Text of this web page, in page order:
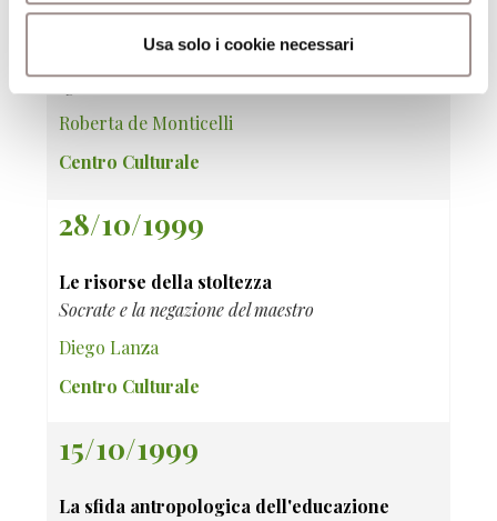
Usa solo i cookie necessari
Disciplina della curiositas nella tradizione
agostiniana
Roberta de Monticelli
Centro Culturale
28/10/1999
Le risorse della stoltezza
Socrate e la negazione del maestro
Diego Lanza
Centro Culturale
15/10/1999
La sfida antropologica dell'educazione